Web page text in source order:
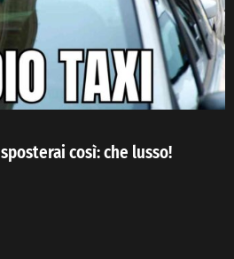
così: che lusso!